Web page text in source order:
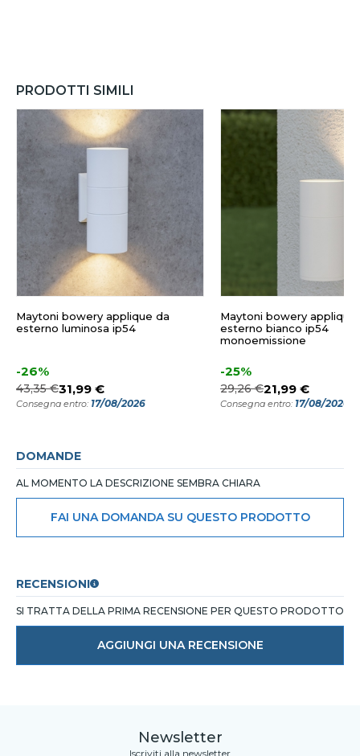
PRODOTTI SIMILI
Maytoni bowery applique da
esterno luminosa ip54
-26%
43,35 €31,99 €
Consegna entro: 17/08/2026
Maytoni bowery applique
esterno bianco ip54
monoemissione
-25%
29,26 €21,99 €
Consegna entro: 17/08/2026
DOMANDE
AL MOMENTO LA DESCRIZIONE SEMBRA CHIARA
FAI UNA DOMANDA SU QUESTO PRODOTTO
RECENSIONI
SI TRATTA DELLA PRIMA RECENSIONE PER QUESTO PRODOTTO
AGGIUNGI UNA RECENSIONE
Newsletter
Iscriviti alla newsletter